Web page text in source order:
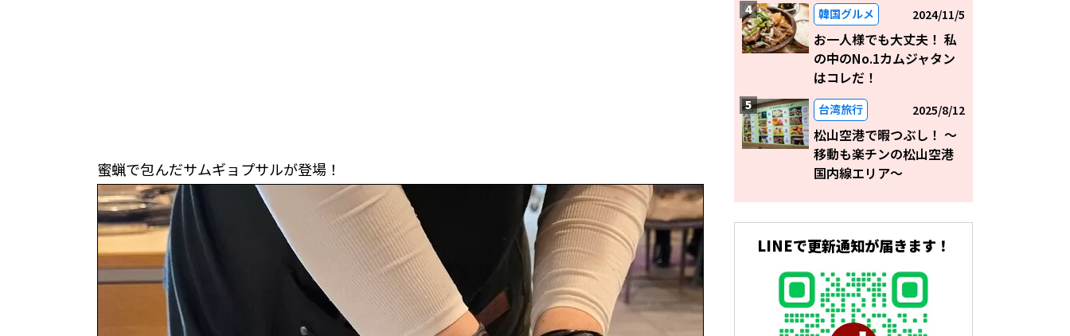
蜜蝋で包んだサムギョプサルが登場！
韓国グルメ 2024/11/5
お一人様でも大丈夫！ 私
の中のNo.1カムジャタン
はコレだ！
台湾旅行 2025/8/12
松山空港で暇つぶし！ 〜
移動も楽チンの松山空港
国内線エリア～
LINEで更新通知が届きます！